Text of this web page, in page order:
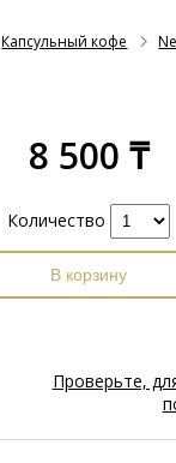
Капсульный кофе
8 500 ₸
Количество
В корзину
Проверьте,